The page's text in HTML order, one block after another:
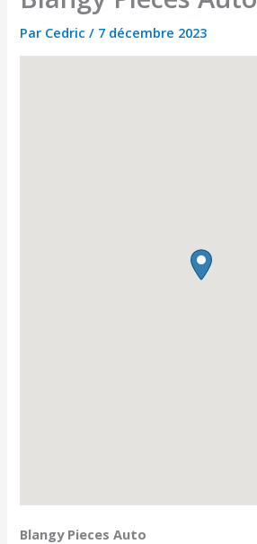
Par Cedric/ 7 décembre 2023
Blangy Pieces Auto